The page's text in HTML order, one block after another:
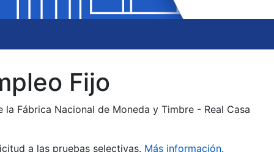
Fijo
Fábrica Nacional de Moneda y Timbre - Real Casa
a las pruebas selectivas. Más información.